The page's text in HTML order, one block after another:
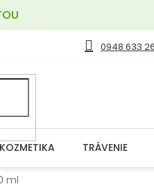
0948 633
KOZMETIKA TRÁVENIE
ml